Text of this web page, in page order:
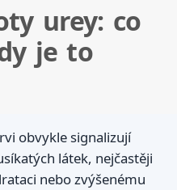
urey: co
je to
obvykle signalizují
látek, nejčastěji
nebo zvýšenému